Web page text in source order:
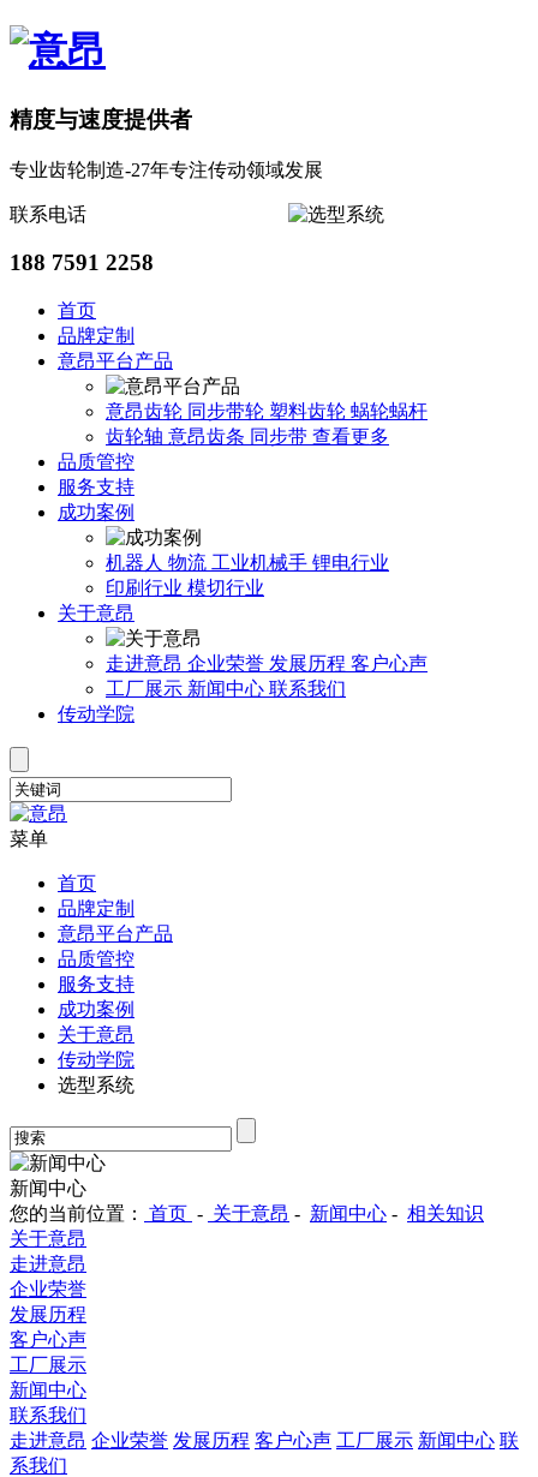
精度与速度提供者
专业齿轮制造-27年专注传动领域发展
联系电话
188 7591 2258
首页
品牌定制
意昂平台产品
意昂齿轮 同步带轮 塑料齿轮 蜗轮蜗杆
齿轮轴 意昂齿条 同步带 查看更多
品质管控
服务支持
成功案例
机器人 物流 工业机械手 锂电行业
印刷行业 模切行业
关于意昂
走进意昂 企业荣誉 发展历程 客户心声
工厂展示 新闻中心 联系我们
传动学院
菜单
首页
品牌定制
意昂平台产品
品质管控
服务支持
成功案例
关于意昂
传动学院
选型系统
新闻中心
您的当前位置：
首页 - 关于意昂 - 新闻中心 - 相关知识
关于意昂
走进意昂
企业荣誉
发展历程
客户心声
工厂展示
新闻中心
联系我们
走进意昂 企业荣誉 发展历程 客户心声 工厂展示 新闻中心 联
系我们